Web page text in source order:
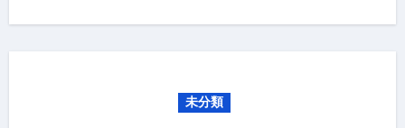
未分類